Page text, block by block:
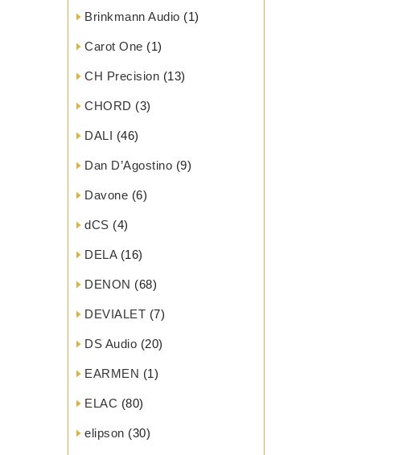
Brinkmann Audio (1)
Carot One (1)
CH Precision (13)
CHORD (3)
DALI (46)
Dan D’Agostino (9)
Davone (6)
dCS (4)
DELA(16)
DENON (68)
DEVIALET (7)
DS Audio (20)
EARMEN (1)
ELAC (80)
elipson (30)